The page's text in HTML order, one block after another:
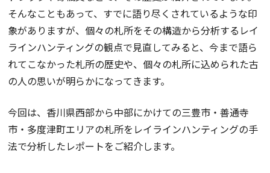
そんなこともあって、すでに語り尽くされているような印
象がありますが、個々の札所をその構造から分析するレイ
ラインハンティングの観点で見直してみると、今まで語ら
れてこなかった札所の歴史や、個々の札所に込められた古
の人の思いが明らかになってきます。
今回は、香川県西部から中部にかけての三豊市・善通寺
市・多度津町エリアの札所をレイラインハンティングの手
法で分析したレポートをご紹介します。